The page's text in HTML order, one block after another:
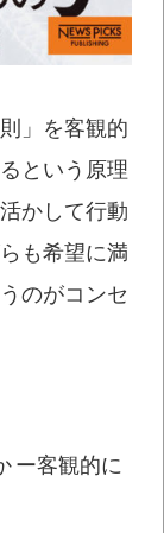
」を客観的
という原理
かして行動
も希望に満
のがコンセ
ー客観的に